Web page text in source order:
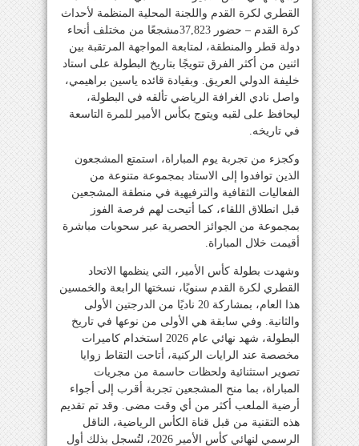
القطري لكرة القدم واللجنة المحلية المنظمة لأحداث
كرة القدم – حضور 37,823مشجعًا من مختلف أنحاء
دولة قطر والمنطقة، لمتابعة المواجهة المرتقبة بين
اثنين من أكثر الفرق تتويجًا بتاريخ البطولة على استاد
خليفة الدولي العريق. وبقيادة قائده ياسين براهيمي،
واصل نادي الغرافة الرياضي تألقه في البطولة،
ليحافظ على لقبه ويتوج بكأس الأمير للمرة التاسعة
في تاريخه.
وكجزء من تجربة يوم المباراة، استمتع المشجعون
الذين توافدوا إلى الاستاد بمجموعة متنوعة من
الفعاليات الثقافية والترفيهية في منطقة المشجعين
قبل انطلاق اللقاء، كما أتيحت لهم فرصة الفوز
بمجموعة من الجوائز الحصرية عبر سحوبات مباشرة
أقيمت خلال المباراة.
وشهدت بطولة كأس الأمير، التي ينظمها الاتحاد
القطري لكرة القدم سنويًا، نسختها الرابعة والخمسين
هذا العام، بمشاركة 20 ناديًا من الدرجتين الأولى
والثانية. وفي سابقة هي الأولى من نوعها في تاريخ
البطولة، شهد نهائي عام 2026 استخدام كاميرات
مخصصة عند الرايات الركنية، أتاحت التقاط زوايا
تصوير استثنائية ولحظات حاسمة من مجريات
المباراة، بما منح المشجعين تجربة أقرب إلى أجواء
أرضية الملعب أكثر من أي وقت مضى. وقد تم تقديم
هذه التقنية من قبل قناة الكأس الرياضية، الناقل
الرسمي لنهائي كأس الأمير 2026، لتُسجل بذلك أول